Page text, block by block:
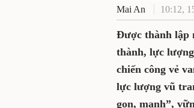
Mai An 10:12,
Được thành lập
thành, lực
chiến công vẻ
lực lượng vũ
gọn, mạnh”,